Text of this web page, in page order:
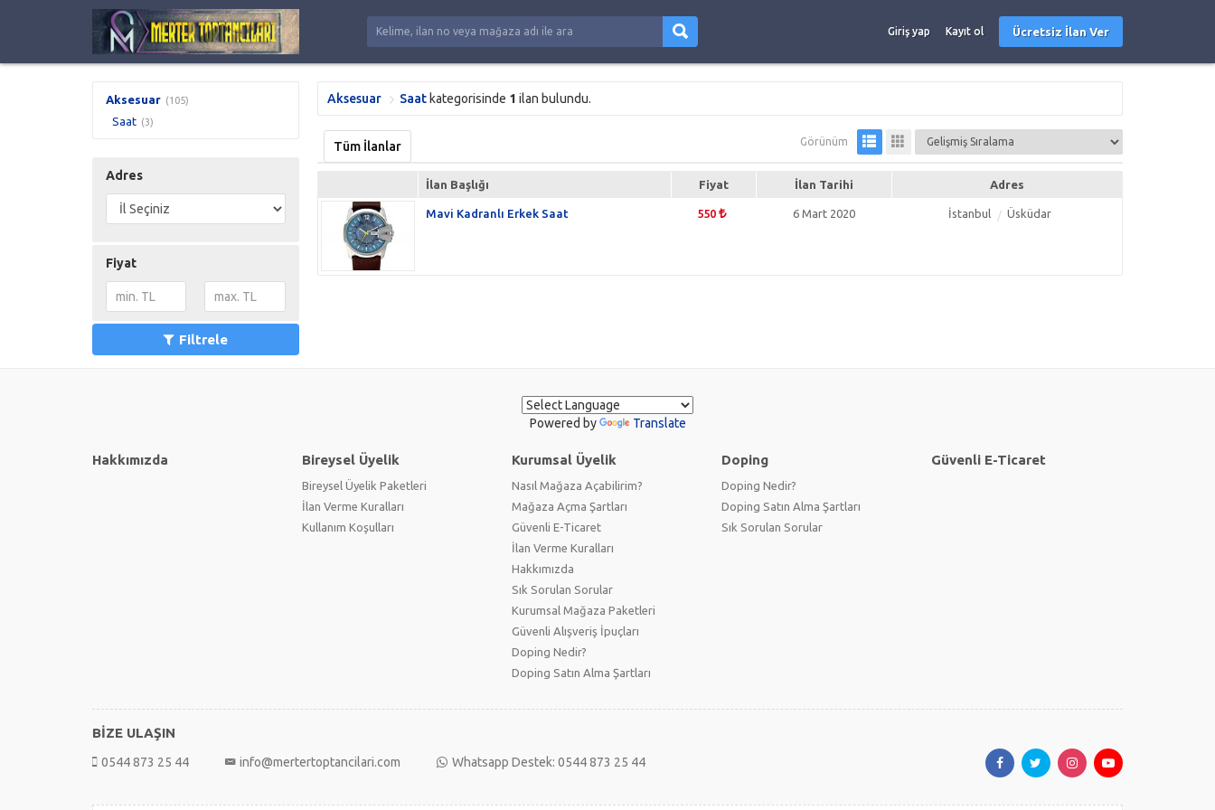
Giriş yap Kayıt ol Ücretsiz İlan Ver
Aksesuar (105)
Saat (3)
Adres
Fiyat
Filtrele
Aksesuar Saat kategorisinde 1 ilan bulundu.
Tüm İlanlar Görünüm
İlan Başlığı Fiyat İlan Tarihi Adres
Mavi Kadranlı Erkek Saat 550 6 Mart 2020 İstanbul Üsküdar
Powered by Translate
Hakkımızda Bireysel Üyelik
Bireysel Üyelik Paketleri
İlan Verme Kuralları
Kullanım Koşulları
Kurumsal Üyelik
Nasıl Mağaza Açabilirim?
Mağaza Açma Şartları
Güvenli E-Ticaret
İlan Verme Kuralları
Hakkımızda
Sık Sorulan Sorular
Kurumsal Mağaza Paketleri
Güvenli Alışveriş İpuçları
Doping Nedir?
Doping Satın Alma Şartları
Doping
Doping Nedir?
Doping Satın Alma Şartları
Sık Sorulan Sorular
Güvenli E-Ticaret
BİZE ULAŞIN
0544 873 25 44 info@mertertoptancilari.com Whatsapp Destek: 0544 873 25 44